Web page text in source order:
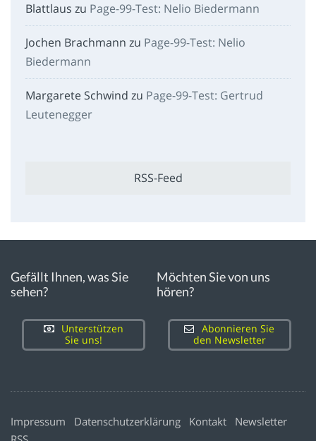
Blattlaus zu Page-99-Test: Nelio Biedermann
Jochen Brachmann zu Page-99-Test: Nelio
Biedermann
Margarete Schwind zu Page-99-Test: Gertrud
Leutenegger
RSS-Feed
Gefällt Ihnen, was Sie
sehen?
Unterstützen
Sie uns!
Möchten Sie von uns
hören?
Abonnieren Sie
den Newsletter
Impressum Datenschutzerklärung Kontakt
Newsletter